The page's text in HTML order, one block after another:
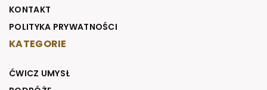
KONTAKT
POLITYKA PRYWATNOŚCI
KATEGORIE
ĆWICZ UMYSŁ